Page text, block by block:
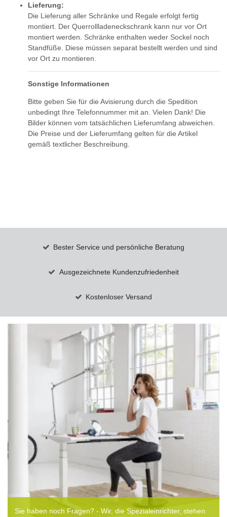
Lieferung:
Die Lieferung aller Schränke und Regale erfolgt fertig
montiert. Der Querrollladeneckschrank kann nur vor Ort
montiert werden. Schränke enthalten weder Sockel noch
Standfüße. Diese müssen separat bestellt werden und sind
vor Ort zu montieren.
Sonstige Informationen
Bitte geben Sie für die Avisierung durch die Spedition
unbedingt Ihre Telefonnummer mit an. Vielen Dank! Die
Bilder können vom tatsächlichen Lieferumfang abweichen.
Die Preise und der Lieferumfang gelten für die Artikel
gemäß textlicher Beschreibung.
Bester Service und persönliche Beratung
Ausgezeichnete Kundenzufriedenheit
Kostenloser Versand
Sie haben noch Fragen? - Wir, die Spezialeinrichter, stehen